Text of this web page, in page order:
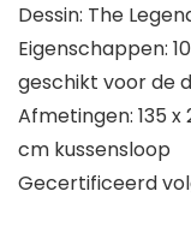
Dessin: The
Eigenschappen:
geschikt voor de
Afmetingen: 135
cm kussensloop
Gecertificeerd